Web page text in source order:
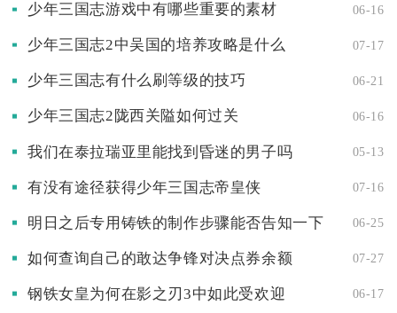
少年三国志游戏中有哪些重要的素材 06-16
少年三国志2中吴国的培养攻略是什么 07-17
少年三国志有什么刷等级的技巧 06-21
少年三国志2陇西关隘如何过关 06-16
我们在泰拉瑞亚里能找到昏迷的男子吗 05-13
有没有途径获得少年三国志帝皇侠 07-16
明日之后专用铸铁的制作步骤能否告知一下 06-25
如何查询自己的敢达争锋对决点券余额 07-27
钢铁女皇为何在影之刃3中如此受欢迎 06-17